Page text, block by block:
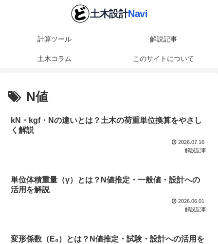
計算ツール 解説記事
土木コラム このサイトについて
N値
kN・kgf・Nの違いとは？土木の荷重単位換算をやさし
く解説
2026.07.16
解説記事
単位体積重量（γ）とは？N値推定・一般値・設計への
活用を解説
2026.06.01
解説記事
変形係数（E₀）とは？N値推定・試験・設計への活用を